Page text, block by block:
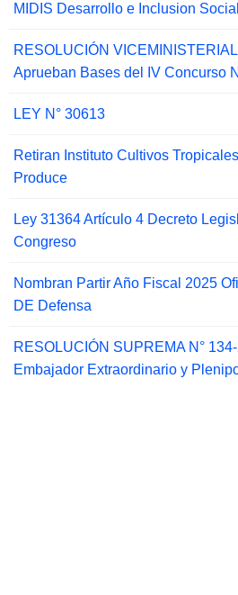
MIDIS Desarrollo e Inclusion Social
RESOLUCIÓN
Aprueban Bases del IV Concurso
LEY N° 30613
Retiran Instituto Cultivos
Produce
Ley 31364 Artículo 4 Decreto
Congreso
Nombran Partir Año Fiscal 2025
DE Defensa
RESOLUCIÓN SUPREMA N°
Embajador Extraordinario y